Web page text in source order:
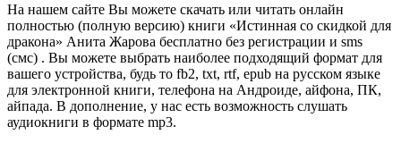
На нашем сайте Вы можете скачать или читать онлайн
полностью (полную версию) книги «Истинная со скидкой для
дракона» Анита Жарова бесплатно без регистрации и sms
(смс) . Вы можете выбрать наиболее подходящий формат для
вашего устройства, будь то fb2, txt, rtf, epub на русском языке
для электронной книги, телефона на Андроиде, айфона, ПК,
айпада. В дополнение, у нас есть возможность слушать
аудиокниги в формате mp3.